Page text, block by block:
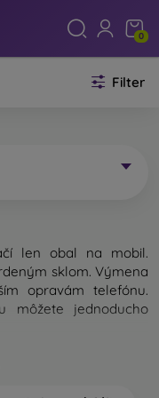
0
Filter
len obal na mobil.
sklom. Výmena
opravám telefónu.
môžete jednoducho
no v prípade pádu
Výber tvrdeného